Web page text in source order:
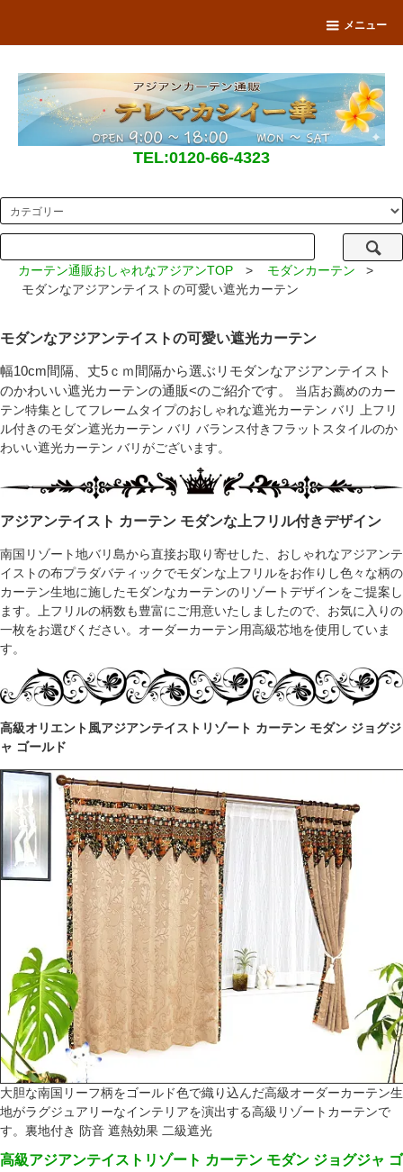
メニュー
TEL:0120-66-4323
カーテン通販おしゃれなアジアンTOP > モダンカーテン >
モダンなアジアンテイストの可愛い遮光カーテン
モダンなアジアンテイストの可愛い遮光カーテン
幅10cm間隔、丈5ｃｍ間隔から選ぶリモダンなアジアンテイスト
のかわいい遮光カーテンの通販<のご紹介です。 当店お薦めのカー
テン特集としてフレームタイプのおしゃれな遮光カーテン バリ 上フリ
ル付きのモダン遮光カーテン バリ バランス付きフラットスタイルのか
わいい遮光カーテン バリがございます。
アジアンテイスト カーテン モダンな上フリル付きデザイン
南国リゾート地バリ島から直接お取り寄せした、おしゃれなアジアンテ
イストの布プラダバティックでモダンな上フリルをお作りし色々な柄の
カーテン生地に施したモダンなカーテンのリゾートデザインをご提案し
ます。上フリルの柄数も豊富にご用意いたしましたので、お気に入りの
一枚をお選びください。オーダーカーテン用高級芯地を使用していま
す。
高級オリエント風アジアンテイストリゾート カーテン モダン ジョグジ
ャ ゴールド
大胆な南国リーフ柄をゴールド色で織り込んだ高級オーダーカーテン生
地がラグジュアリーなインテリアを演出する高級リゾートカーテンで
す。裏地付き 防音 遮熱効果 二級遮光
高級アジアンテイストリゾート カーテン モダン ジョグジャ ゴ